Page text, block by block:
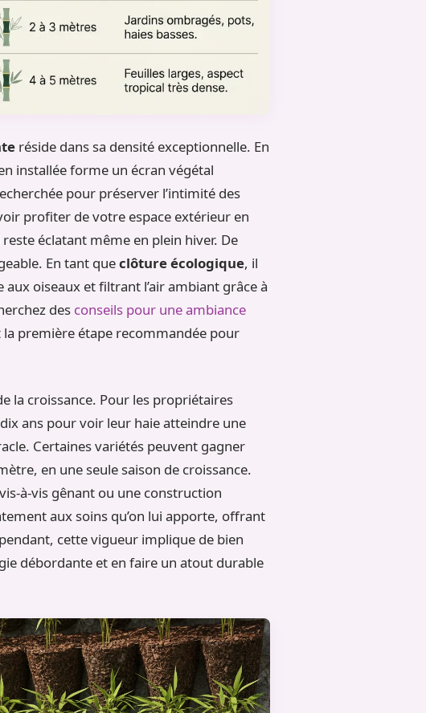
réside dans sa densité exceptionnelle. En
installée forme un écran végétal
pour préserver l’intimité des
profiter de votre espace extérieur en
éclatant même en plein hiver. De
En tant queclôture écologique, il
oiseaux et filtrant l’air ambiant grâce à
des conseils pour une ambiance
première étape recommandée pour
la croissance. Pour les propriétaires
ans pour voir leur haie atteindre une
Certaines variétés peuvent gagner
en une seule saison de croissance.
à-vis gênant ou une construction
aux soins qu’on lui apporte, offrant
cette vigueur implique de bien
débordante et en faire un atout durable